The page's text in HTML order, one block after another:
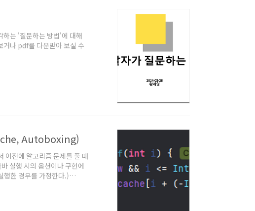
하는 '질문하는 방법'에 대해
나 pdf를 다운받아 보실 수
Autoboxing)
이전에 알고리즘 문제를 풀 때
실행 시의 옵션이나 구현에
행한 경우를 가정한다.)
보면 당연해보이는 문제